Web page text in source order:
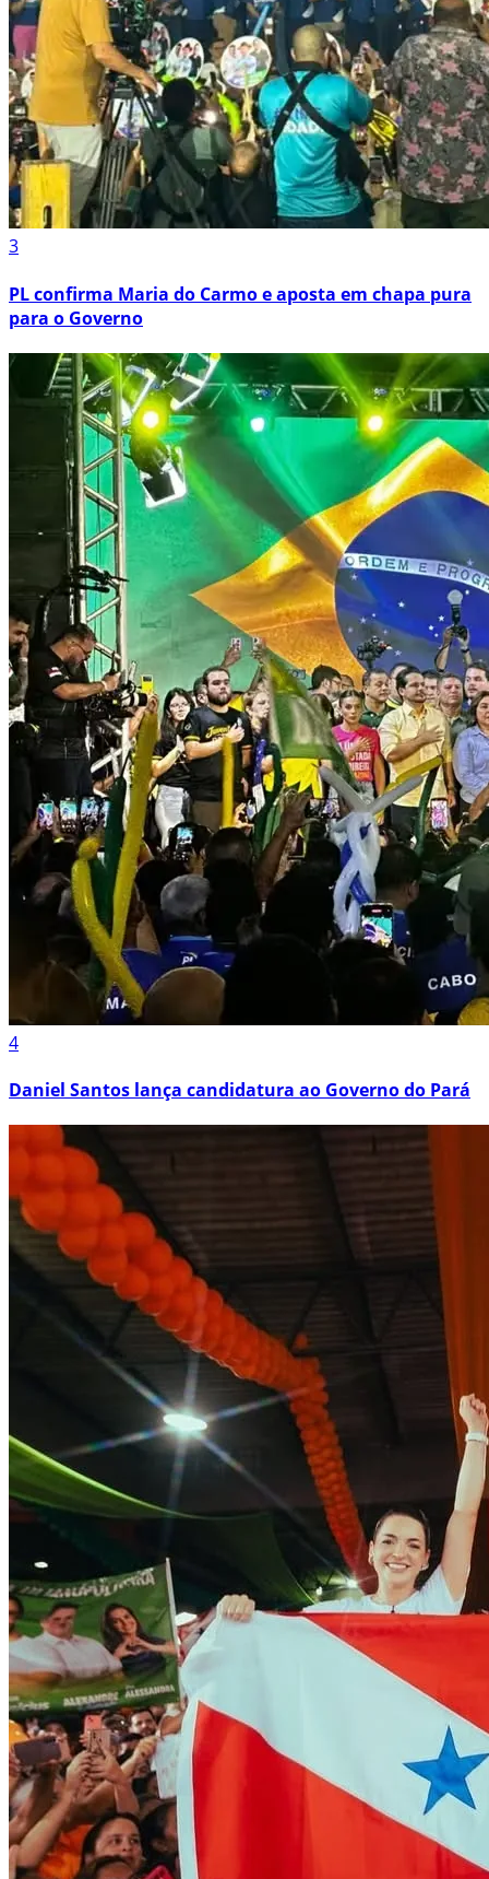
3
PL confirma Maria do Carmo e aposta em chapa pura
para o Governo
4
Daniel Santos lança candidatura ao Governo do Pará